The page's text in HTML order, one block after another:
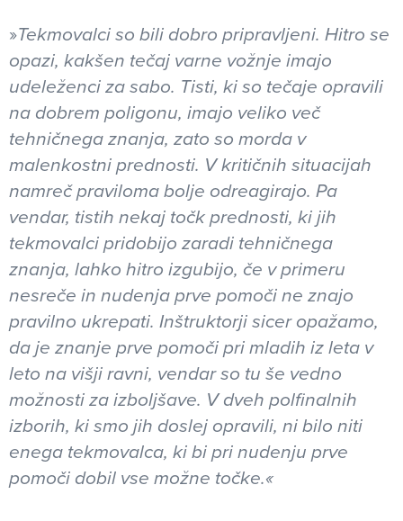
»Tekmovalci so bili dobro pripravljeni. Hitro se
opazi, kakšen tečaj varne vožnje imajo
udeleženci za sabo. Tisti, ki so tečaje opravili
na dobrem poligonu, imajo veliko več
tehničnega znanja, zato so morda v
malenkostni prednosti. V kritičnih situacijah
namreč praviloma bolje odreagirajo. Pa
vendar, tistih nekaj točk prednosti, ki jih
tekmovalci pridobijo zaradi tehničnega
znanja, lahko hitro izgubijo, če v primeru
nesreče in nudenja prve pomoči ne znajo
pravilno ukrepati. Inštruktorji sicer opažamo,
da je znanje prve pomoči pri mladih iz leta v
leto na višji ravni, vendar so tu še vedno
možnosti za izboljšave. V dveh polfinalnih
izborih, ki smo jih doslej opravili, ni bilo niti
enega tekmovalca, ki bi pri nudenju prve
pomoči dobil vse možne točke.«